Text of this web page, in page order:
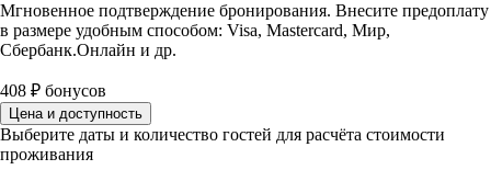
Мгновенное подтверждение бронирования. Внесите предоплату
в размере удобным способом: Visa, Mastercard, Мир,
Сбербанк.Онлайн и др.
408 ₽ бонусов
Цена и доступность
Выберите даты и количество гостей для расчёта стоимости
проживания